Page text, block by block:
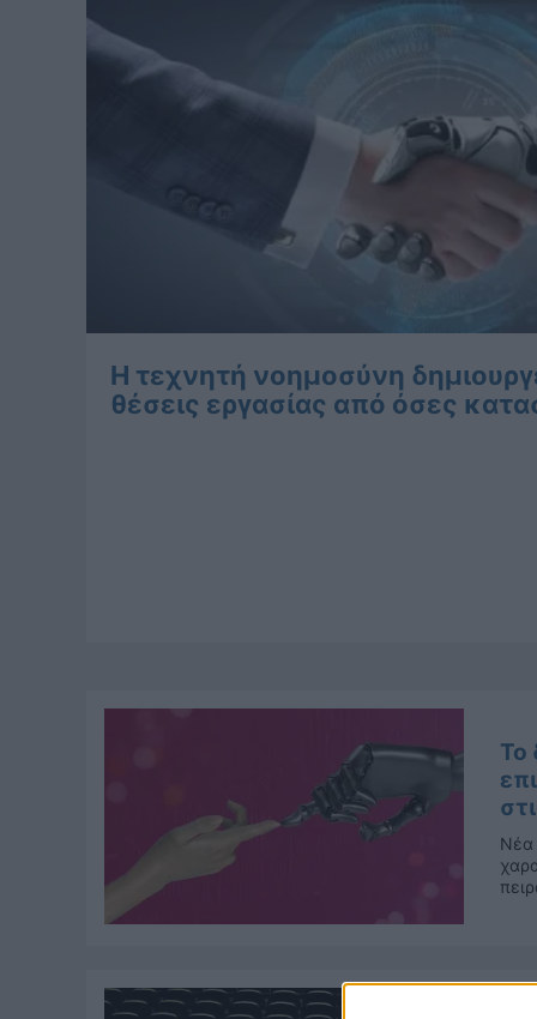
Η τεχνητή νοημοσύνη
θέσεις εργασίας από όσες
Το
Νέα